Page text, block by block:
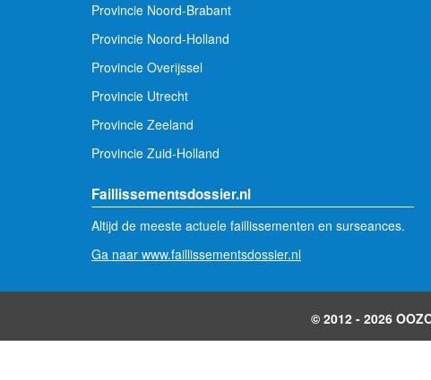
Provincie Noord-Brabant
Provincie Noord-Holland
Provincie Overijssel
Provincie Utrecht
Provincie Zeeland
Provincie Zuid-Holland
Faillissementsdossier.nl
Altijd de meeste actuele faillissementen en surseances.
Ga naar www.faillissementsdossier.nl
© 2012 - 2026